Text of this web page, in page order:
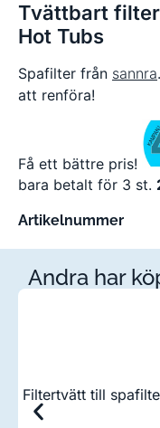
Tvättbart
Hot Tubs
Spafilter från sannra
att renföra!
Få ett bättre pris!
bara betalt för 3 st.
Artikelnummer
Andra har
Filtertvätt till